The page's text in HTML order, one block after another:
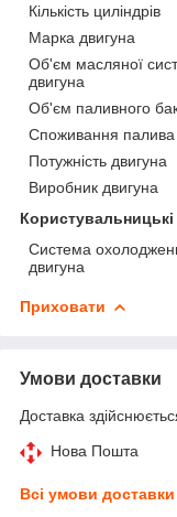
Кількість циліндрів
Марка двигуна
Об'єм масляної
двигуна
Об'єм паливного
Споживання палива
Потужність двигуна
Виробник двигуна
Система
двигуна
Приховати
Умови доставки
Доставка
Нова Пошта
Всі умови доставки